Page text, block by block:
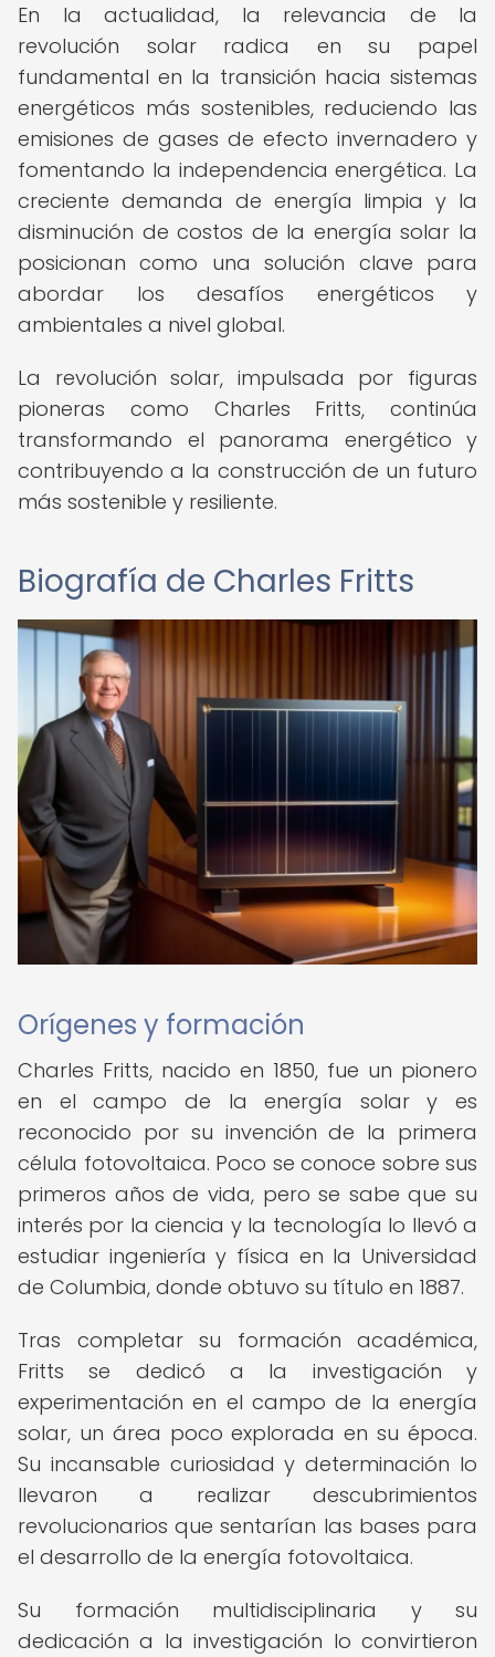
En la actualidad, la relevancia de la
revolución solar radica en su papel
fundamental en la transición hacia sistemas
energéticos más sostenibles, reduciendo las
emisiones de gases de efecto invernadero y
fomentando la independencia energética. La
creciente demanda de energía limpia y la
disminución de costos de la energía solar la
posicionan como una solución clave para
abordar los desafíos energéticos y
ambientales a nivel global.
La revolución solar, impulsada por figuras
pioneras como Charles Fritts, continúa
transformando el panorama energético y
contribuyendo a la construcción de un futuro
más sostenible y resiliente.
Biografía de Charles Fritts
Orígenes y formación
Charles Fritts, nacido en 1850, fue un pionero
en el campo de la energía solar y es
reconocido por su invención de la primera
célula fotovoltaica. Poco se conoce sobre sus
primeros años de vida, pero se sabe que su
interés por la ciencia y la tecnología lo llevó a
estudiar ingeniería y física en la Universidad
de Columbia, donde obtuvo su título en 1887.
Tras completar su formación académica,
Fritts se dedicó a la investigación y
experimentación en el campo de la energía
solar, un área poco explorada en su época.
Su incansable curiosidad y determinación lo
llevaron a realizar descubrimientos
revolucionarios que sentarían las bases para
el desarrollo de la energía fotovoltaica.
Su formación multidisciplinaria y su
dedicación a la investigación lo convirtieron